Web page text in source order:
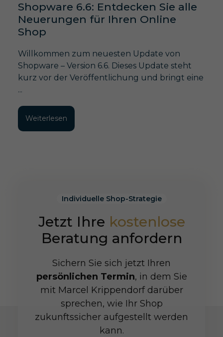
Shopware 6.6: Entdecken Sie alle
Neuerungen für Ihren Online
Shop
Willkommen zum neuesten Update von
Shopware – Version 6.6. Dieses Update steht
kurz vor der Veröffentlichung und bringt eine
...
Weiterlesen
Individuelle Shop-Strategie
Jetzt Ihre kostenlose
Beratung anfordern
Sichern Sie sich jetzt Ihren
persönlichen Termin, in dem Sie
mit Marcel Krippendorf darüber
sprechen, wie Ihr Shop
zukunftssicher aufgestellt werden
kann.